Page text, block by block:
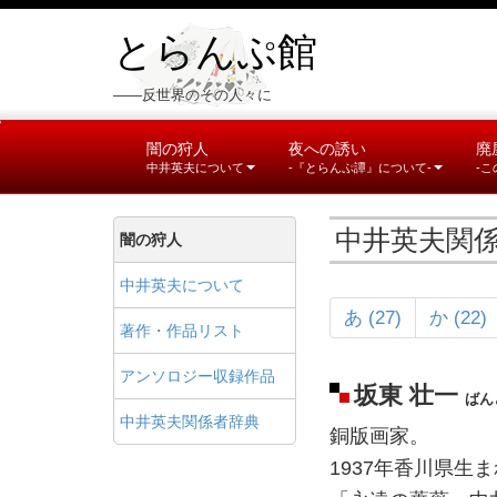
とらんぷ館
――反世界のその人々に
闇の狩人
中井英夫について
夜への誘い
-『とらんぷ譚』について-
廃
-こ
闇の狩人
中井英夫について
著作・作品リスト
アンソロジー収録作品
中井英夫関係者辞典
中井英夫関
あ (27) か (22)
坂東 壮一ばん
銅版画家。
1937年香川県生ま